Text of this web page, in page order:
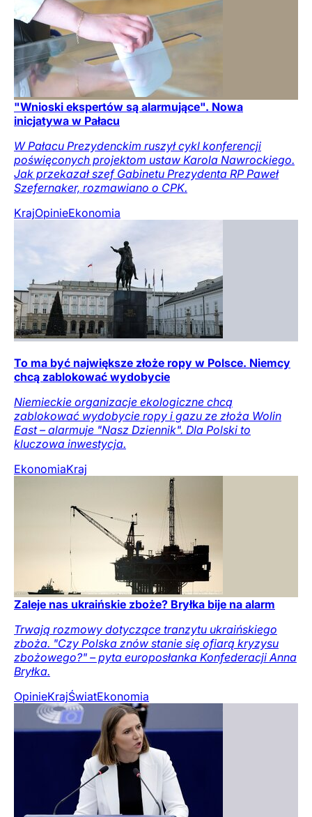
"Wnioski ekspertów są alarmujące". Nowa
inicjatywa w Pałacu
W Pałacu Prezydenckim ruszył cykl konferencji
poświęconych projektom ustaw Karola Nawrockiego.
Jak przekazał szef Gabinetu Prezydenta RP Paweł
Szefernaker, rozmawiano o CPK.
KrajOpinieEkonomia
To ma być największe złoże ropy w Polsce. Niemcy
chcą zablokować wydobycie
Niemieckie organizacje ekologiczne chcą
zablokować wydobycie ropy i gazu ze złoża Wolin
East – alarmuje "Nasz Dziennik". Dla Polski to
kluczowa inwestycja.
EkonomiaKraj
Zaleje nas ukraińskie zboże? Bryłka bije na alarm
Trwają rozmowy dotyczące tranzytu ukraińskiego
zboża. "Czy Polska znów stanie się ofiarą kryzysu
zbożowego?" – pyta europosłanka Konfederacji Anna
Bryłka.
OpinieKrajŚwiatEkonomia